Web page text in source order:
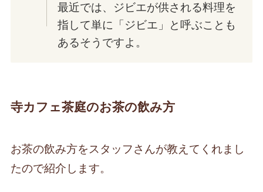
最近では、ジビエが供される料理を
指して単に「ジビエ」と呼ぶことも
あるそうですよ。
寺カフェ茶庭のお茶の飲み方
お茶の飲み方をスタッフさんが教えてくれまし
たので紹介します。